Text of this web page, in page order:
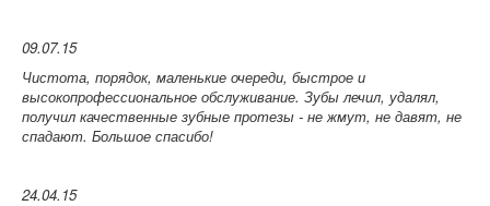
09.07.15
Чистота, порядок, маленькие очереди, быстрое и
высокопрофессиональное обслуживание. Зубы лечил, удалял,
получил качественные зубные протезы - не жмут, не давят, не
спадают. Большое спасибо!
24.04.15